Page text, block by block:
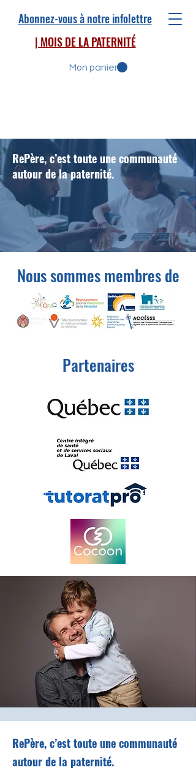
Abonnez-vous à notre infolettre
| MOIS DE LA PATERNITÉ
Mon panier
RePère, c’est toute une communauté
autour de la paternité.
Nous sommes membres de
Partenaires
RePère, c’est toute une communauté
autour de la paternité.